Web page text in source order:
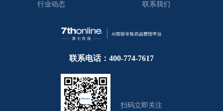
行业动态
联系我们
联系电话：400-774-7617
扫码立即关注